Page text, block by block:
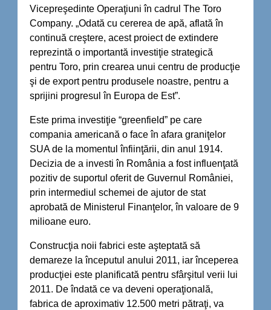
Vicepreşedinte Operaţiuni în cadrul The Toro
Company. „Odată cu cererea de apă, aflată în
continuă creştere, acest proiect de extindere
reprezintă o importantă investiţie strategică
pentru Toro, prin crearea unui centru de producţie
şi de export pentru produsele noastre, pentru a
sprijini progresul în Europa de Est”.
Este prima investiţie “greenfield” pe care
compania americană o face în afara graniţelor
SUA de la momentul înfiinţării, din anul 1914.
Decizia de a investi în România a fost influenţată
pozitiv de suportul oferit de Guvernul României,
prin intermediul schemei de ajutor de stat
aprobată de Ministerul Finanţelor, în valoare de 9
milioane euro.
Construcţia noii fabrici este aşteptată să
demareze la începutul anului 2011, iar începerea
producţiei este planificată pentru sfârşitul verii lui
2011. De îndată ce va deveni operaţională,
fabrica de aproximativ 12.500 metri pătraţi, va